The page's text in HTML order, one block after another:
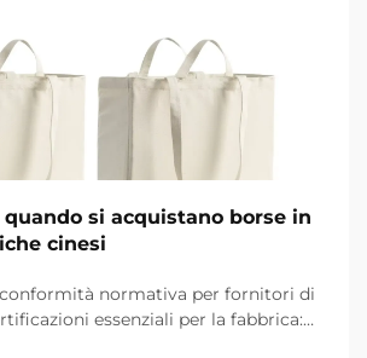
quando si acquistano borse in
cinesi
normativa per fornitori di
essenziali per la fabbrica: